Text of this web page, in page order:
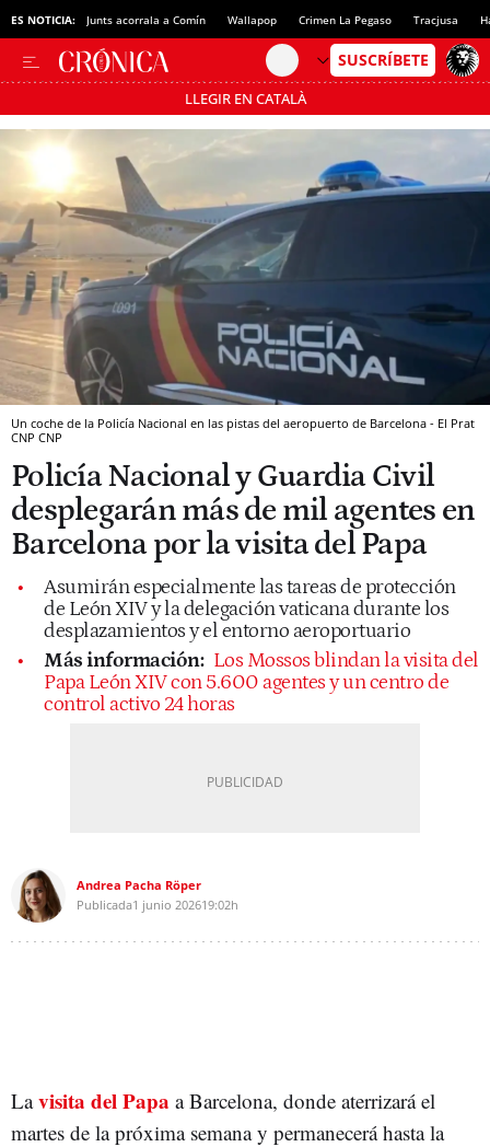
ES NOTICIA: Junts acorrala a Comín Wallapop Crimen La Pegaso Tracjusa
LLEGIR EN CATALÀ
Pásate al MODO AHORRO
Un coche de la Policía Nacional en las pistas del aeropuerto de Barcelona - El Prat
CNP CNP
Policía Nacional y Guardia Civil
desplegarán más de mil agentes en
Barcelona por la visita del Papa
Asumirán especialmente las tareas de protección
de León XIV y la delegación vaticana durante los
desplazamientos y el entorno aeroportuario
Más información: Los Mossos blindan la visita del
Papa León XIV con 5.600 agentes y un centro de
control activo 24 horas
Andrea Pacha Röper
Publicada1 junio 202619:02h
Lavisita del Papa a Barcelona, donde aterrizará el
martes de la próxima semana y permanecerá hasta la